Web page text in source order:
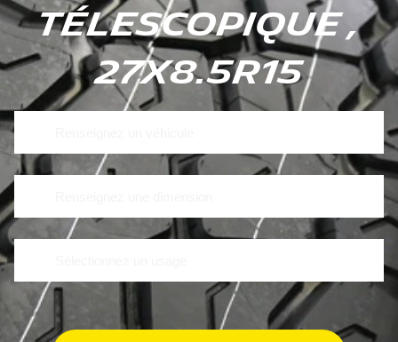
télescopique ,
27x8.5R15